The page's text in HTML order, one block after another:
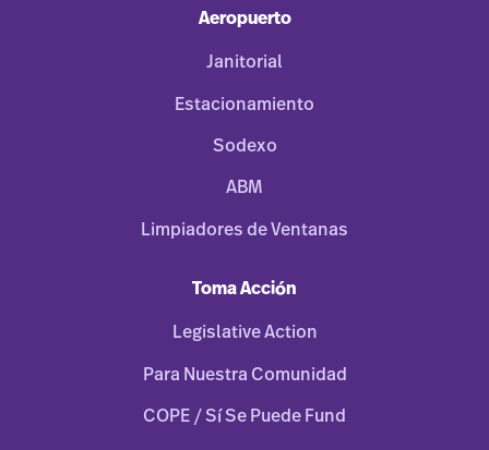
Aeropuerto
Janitorial
Estacionamiento
Sodexo
ABM
Limpiadores de Ventanas
Toma Acción
Legislative Action
Para Nuestra Comunidad
COPE / Sí Se Puede Fund